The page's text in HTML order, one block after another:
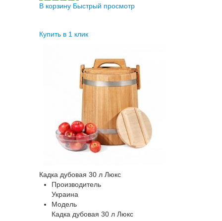
В корзину Быстрый просмотр
Купить в 1 клик
Кадка дубовая 30 л Люкс
Производитель
Украина
Модель
Кадка дубовая 30 л Люкс